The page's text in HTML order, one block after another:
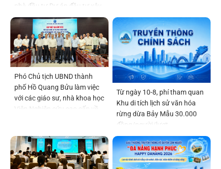
nhà đầu tư Dự án đầu tư xây
dựng và kinh doanh kết cấu
hạ tầng khu chức năng tại vị
trí số 6 thuộc Khu thương
mại tự do Đà Nẵng
Phó Chủ tịch UBND thành
phố Hồ Quang Bửu làm việc
với các giáo sư, nhà khoa học
Viện Nghiên cứu cao cấp về
Từ ngày 10-8, phí tham quan
Khu di tích lịch sử văn hóa
rừng dừa Bảy Mẫu 30.000
đồng/người/lượt